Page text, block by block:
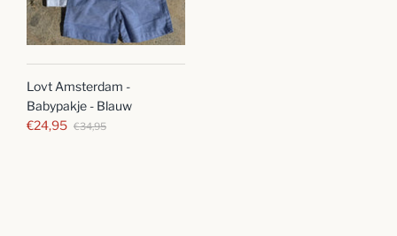
Lovt Amsterdam -
Babypakje - Blauw
€24,95 €34,95